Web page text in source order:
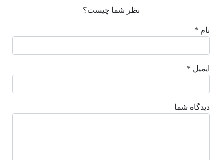
نظر شما چیست؟
نام *
ایمیل *
دیدگاه شما